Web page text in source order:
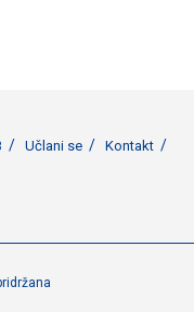
Učlani se
Kontakt